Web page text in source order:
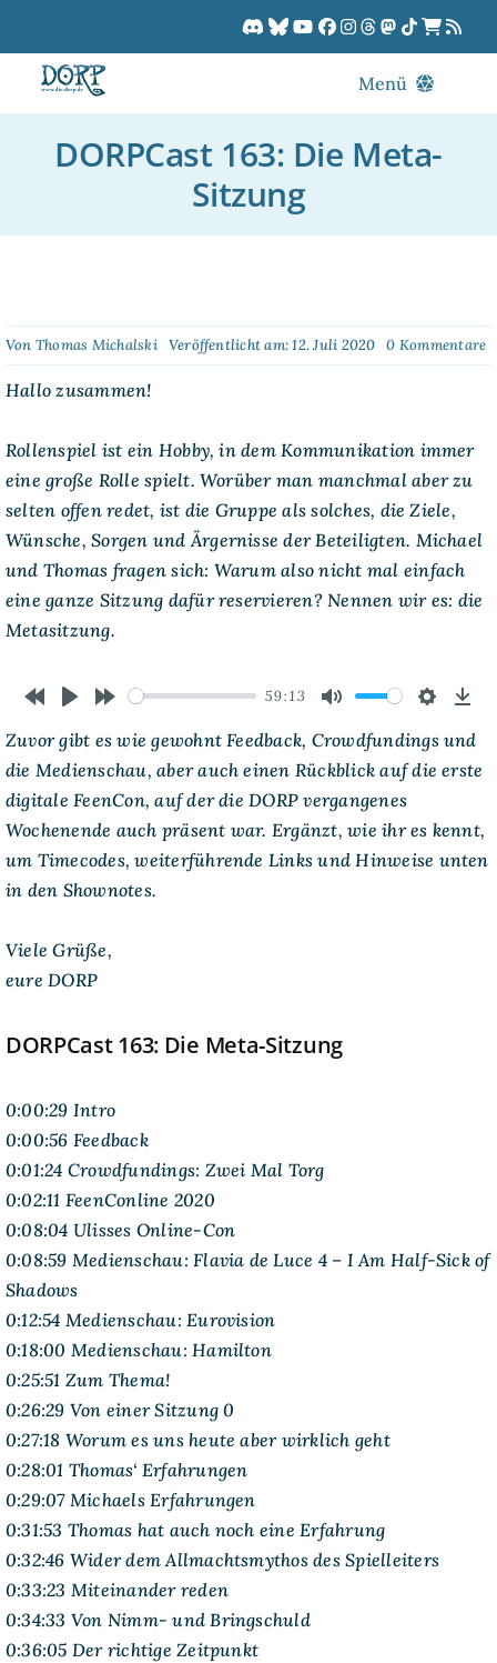
springen
Menü
DORPCast
Patreon
Kalender
DORPCast 163: Die Meta-
Sitzung
Von Thomas Michalski Veröffentlicht am: 12. Juli 2020 0 Kommentare
Hallo zusammen!
Rollenspiel ist ein Hobby, in dem Kommunikation immer
eine große Rolle spielt. Worüber man manchmal aber zu
selten offen redet, ist die Gruppe als solches, die Ziele,
Wünsche, Sorgen und Ärgernisse der Beteiligten. Michael
und Thomas fragen sich: Warum also nicht mal einfach
eine ganze Sitzung dafür reservieren? Nennen wir es: die
Metasitzung.
10s
10s
59:13
Zuvor gibt es wie gewohnt Feedback, Crowdfundings und
die Medienschau, aber auch einen Rückblick auf die erste
digitale FeenCon, auf der die DORP vergangenes
Wochenende auch präsent war. Ergänzt, wie ihr es kennt,
um Timecodes, weiterführende Links und Hinweise unten
in den Shownotes.
Viele Grüße,
eure DORP
DORPCast 163: Die Meta-Sitzung
0:00:29 Intro
0:00:56 Feedback
0:01:24 Crowdfundings: Zwei Mal Torg
0:02:11 FeenConline 2020
0:08:04 Ulisses Online-Con
0:08:59 Medienschau: Flavia de Luce 4 – I Am Half-Sick of
Shadows
0:12:54 Medienschau: Eurovision
0:18:00 Medienschau: Hamilton
0:25:51 Zum Thema!
0:26:29 Von einer Sitzung 0
0:27:18 Worum es uns heute aber wirklich geht
0:28:01 Thomas‘ Erfahrungen
0:29:07 Michaels Erfahrungen
0:31:53 Thomas hat auch noch eine Erfahrung
0:32:46 Wider dem Allmachtsmythos des Spielleiters
0:33:23 Miteinander reden
0:34:33 Von Nimm- und Bringschuld
0:36:05 Der richtige Zeitpunkt